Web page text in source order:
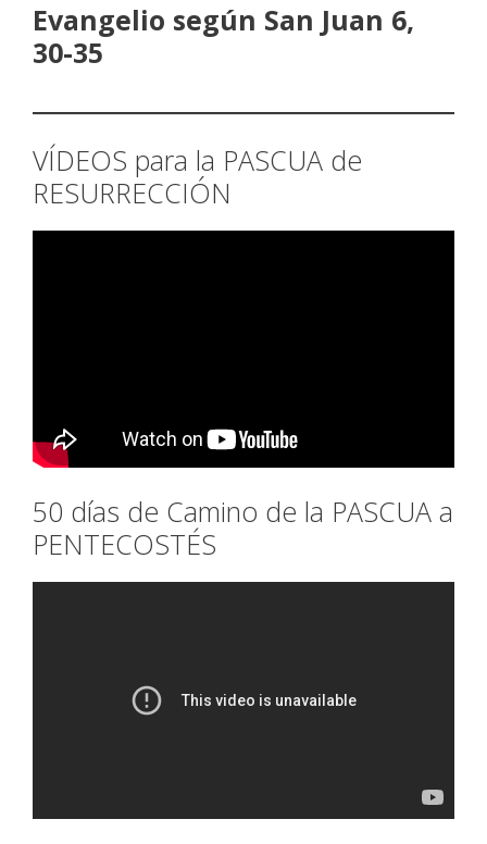
Evangelio según San Juan 6,
30-35
VÍDEOS para la PASCUA de
RESURRECCIÓN
50 días de Camino de la PASCUA a
PENTECOSTÉS